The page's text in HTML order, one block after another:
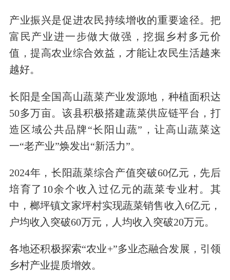
产业振兴是促进农民持续增收的重要途径。把
富民产业进一步做大做强，挖掘乡村多元价
值，提高农业综合效益，才能让农民生活越来
越好。
长阳是全国高山蔬菜产业发源地，种植面积达
50多万亩。该县积极搭建蔬菜供应链平台，打
造区域公共品牌“长阳山蔬”，让高山蔬菜这
一“老产业”焕发出“新活力”。
2024年，长阳蔬菜综合产值突破60亿元，先后
培育了10余个收入过亿元的蔬菜专业村。其
中，榔坪镇文家坪村实现蔬菜销售收入6亿元，
户均收入突破60万元，人均收入突破20万元。
各地还积极探索“农业+”多业态融合发展，引领
乡村产业提质增效。